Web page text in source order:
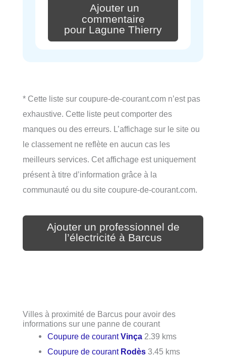
Ajouter un
commentaire
pour Lagune Thierry
* Cette liste sur coupure-de-courant.com n’est pas
exhaustive. Cette liste peut comporter des
manques ou des erreurs. L’affichage sur le site ou
le classement ne reflète en aucun cas les
meilleurs services. Cet affichage est uniquement
présent à titre d’information grâce à la
communauté ou du site coupure-de-courant.com.
Ajouter un professionnel de
l’électricité à Barcus
Villes à proximité de Barcus pour avoir des
informations sur une panne de courant
Coupure de courantVinça 2.39 kms
Coupure de courant Rodès 3.45 kms